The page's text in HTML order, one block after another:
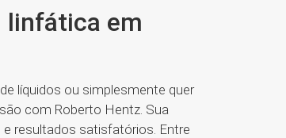
linfática em
líquidos ou simplesmente quer
com Roberto Hentz. Sua
resultados satisfatórios. Entre